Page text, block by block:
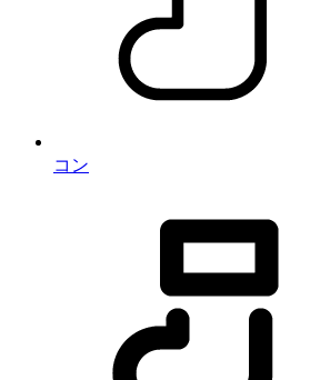
コン